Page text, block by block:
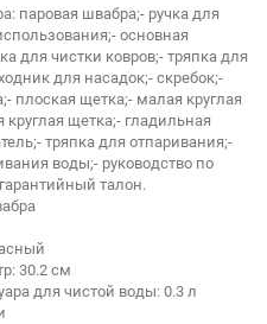
паровая швабра;- ручка для
основная
для чистки ковров;- тряпка для
для насадок;- скребок;-
плоская щетка;- малая круглая
щетка;- гладильная
тряпка для отпаривания;-
воды;- руководство по
талон.
30.2 см
для чистой воды: 0.3 л